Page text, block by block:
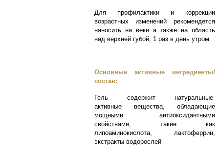
Для профилактики и коррекции
возрастных изменений рекомендется
наносить на веки а также на область
над верхней губой, 1 раз в день утром.
Основные активные ингредиенты/
состав:
Гель содержит натуральные
активные вещества, обладающие
мощными антиоксидантными
свойствами, такие как
липоаминокислота, лактоферрин,
экстракты водорослей